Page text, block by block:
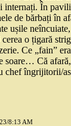
internați. În
de bărbați în
ușile
cerea o țigară
Ce „fain”
soare… Că
chef îngrijitorii/
8:13 AM